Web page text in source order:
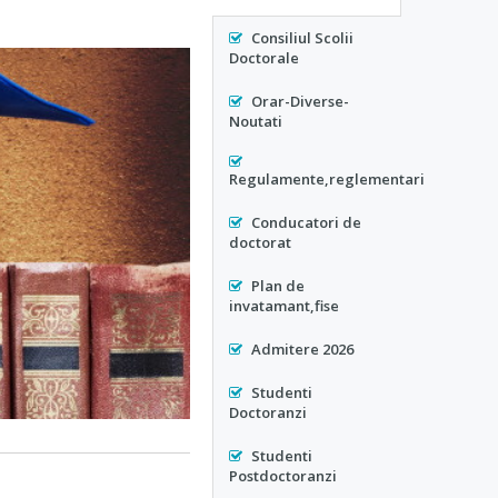
Consiliul Scolii
Doctorale
Orar-Diverse-
Noutati
Regulamente,reglementari
Conducatori de
doctorat
Plan de
invatamant,fise
Admitere 2026
Studenti
Doctoranzi
Studenti
Postdoctoranzi